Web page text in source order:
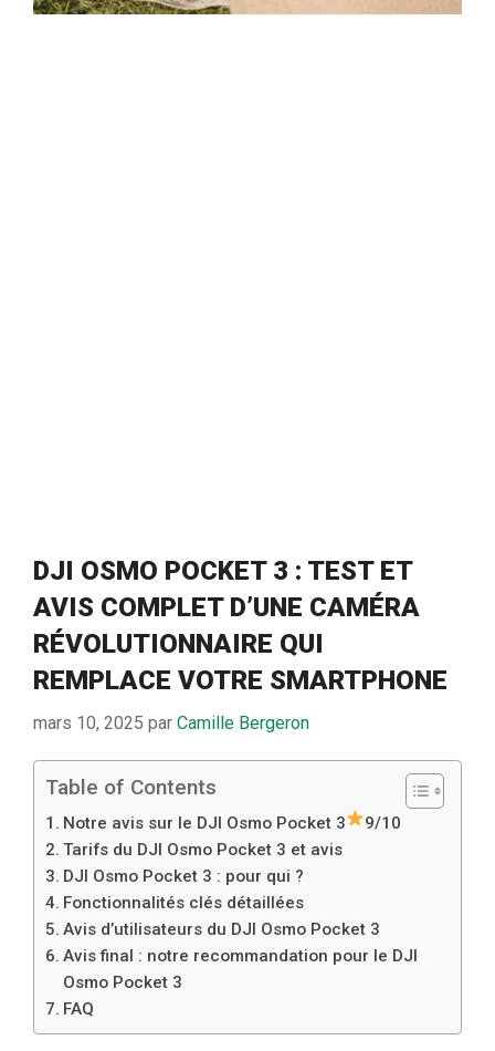
DJI OSMO POCKET 3 : TEST ET
AVIS COMPLET D’UNE CAMÉRA
RÉVOLUTIONNAIRE QUI
REMPLACE VOTRE SMARTPHONE
mars 10, 2025 par Camille Bergeron
Table of Contents
Notre avis sur le DJI Osmo Pocket 3
9/10
Tarifs du DJI Osmo Pocket 3 et avis
DJI Osmo Pocket 3 : pour qui ?
Fonctionnalités clés détaillées
Avis d’utilisateurs du DJI Osmo Pocket 3
Avis final : notre recommandation pour le DJI
Osmo Pocket 3
FAQ